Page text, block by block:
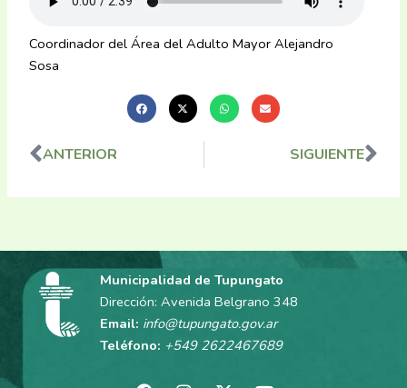
Coordinador del Área del Adulto Mayor Alejandro
Sosa
Ant
ANTERIOR SIGUIENTE
Municipalidad de Tupungato
Dirección: Avenida Belgrano 348
Email: info@tupungato.gov.ar
Teléfono: +549 2622467689
F I X Y